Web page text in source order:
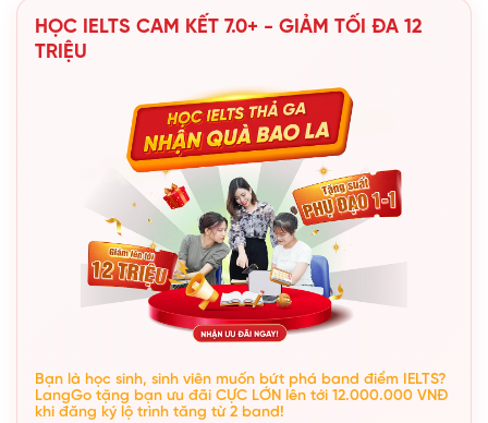
HỌC IELTS CAM KẾT 7.0+ - GIẢM TỐI ĐA 12
TRIỆU
Bạn là học sinh, sinh viên muốn bứt phá band điểm IELTS?
LangGo tặng bạn ưu đãi CỰC LỚN lên tới 12.000.000 VNĐ
khi đăng ký lộ trình tăng từ 2 band!